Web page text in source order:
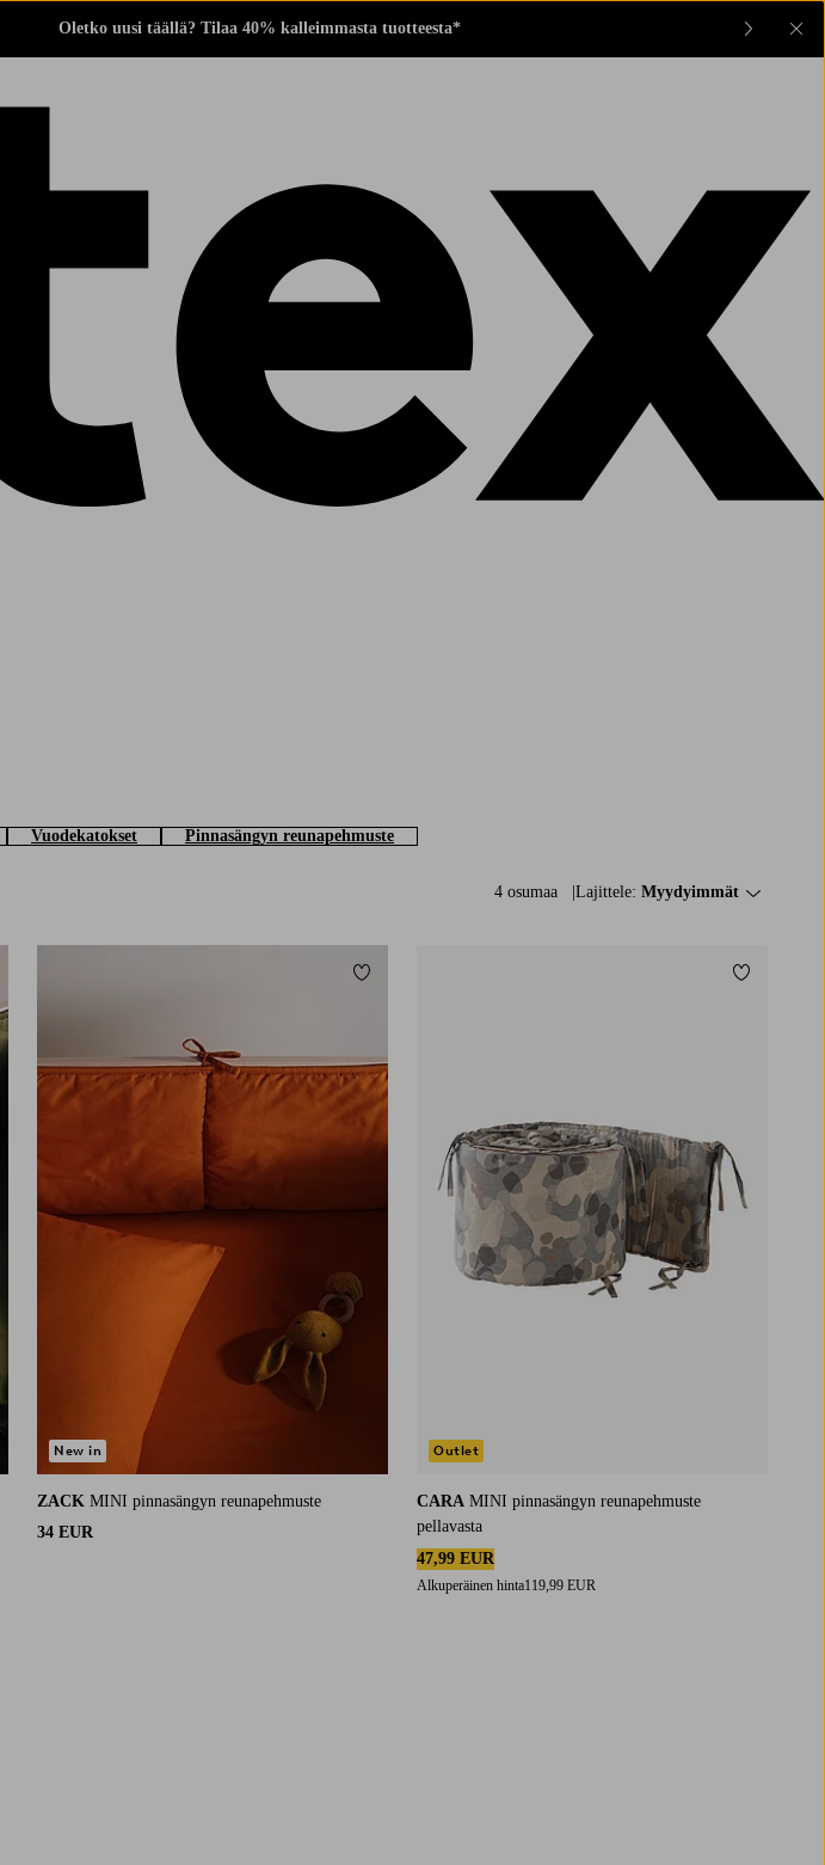
Oletko uusi täällä? Tilaa 40% kalleimmasta tuotteesta*
Vuodekatokset Pinnasängyn reunapehmuste
4 osumaa Lajittele: Myydyimmät
suosikkeihin
ZACK MINI pinnasängyn reunapehmuste
34 EUR
New in
Lisää suosikkeihin
CARA MINI pinnasängyn reunapehmuste
pellavasta
47,99 EUR
Alkuperäinen hinta119,99 EUR
Outlet
Lisää